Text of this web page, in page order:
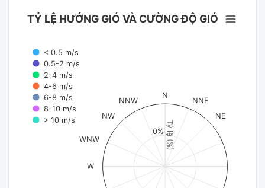
Tỷ lệ (%)
TỶ LỆ HƯỚNG GIÓ VÀ CƯỜNG ĐỘ GIÓ
< 0.5 m/s
0.5-2 m/s
2-4 m/s
4-6 m/s
6-8 m/s
8-10 m/s
> 10 m/s
N
NNE
NE
W
WNW
NW
NNW
0%